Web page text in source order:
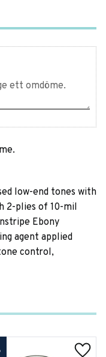
low-end tones with
2-plies of 10-mil
Ebony
agent applied
control,